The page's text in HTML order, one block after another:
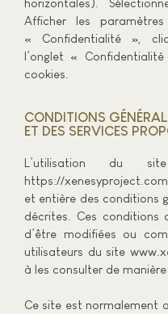
Afficher les
« Confidentialité »,
l’onglet «
cookies.
CONDITIONS
ET DES SERVICES
L’utilisation du
https://
et entière des conditions
décrites. Ces conditions
d’être modifiées ou
utilisateurs du site
à les consulter de manière
Ce site est normalement